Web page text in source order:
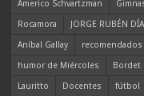
Americo Schvartzman
Rocamora
JORGE RUBÉN
Aníbal Gallay
recomendados
humor de Miércoles
Bordet
Lauritto
Docentes fútbol